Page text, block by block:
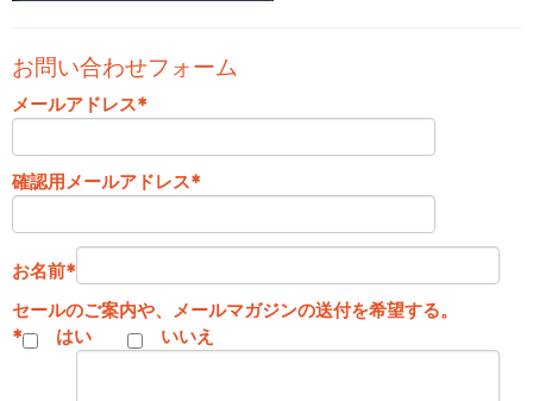
お問い合わせフォーム
メールアドレス*
確認用メールアドレス*
お名前*
セールのご案内や、メールマガジンの送付を希望する。
*
はい いいえ